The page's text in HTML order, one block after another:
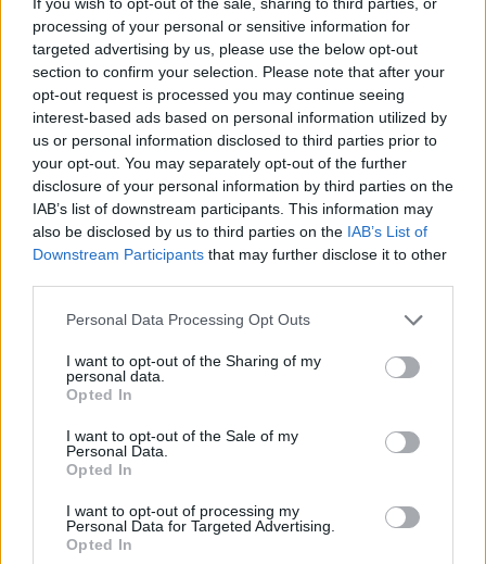
processing of your personal or sensitive information for
targeted advertising by us, please use the below opt-out
section to confirm your selection. Please note that after your
opt-out request is processed you may continue seeing
interest-based ads based on personal information utilized by
us or personal information disclosed to third parties prior to
your opt-out. You may separately opt-out of the further
disclosure of your personal information by third parties on the
IAB’s list of downstream participants. This information may
also be disclosed by us to third parties on the IAB’s List of
Downstream Participants that may further disclose it to other
Personal Data Processing Opt Outs
I want to opt-out of the Sharing of my
personal data.
Opted In
I want to opt-out of the Sale of my
Personal Data.
Opted In
I want to opt-out of processing my
Personal Data for Targeted Advertising.
Opted In
хил. долара за определени кандидати
06.08.2026 / 10:00
Украйна е получила близо 200 млрд.
долара външно финансиране за
последните 4 години
06.08.2026 / 09:00